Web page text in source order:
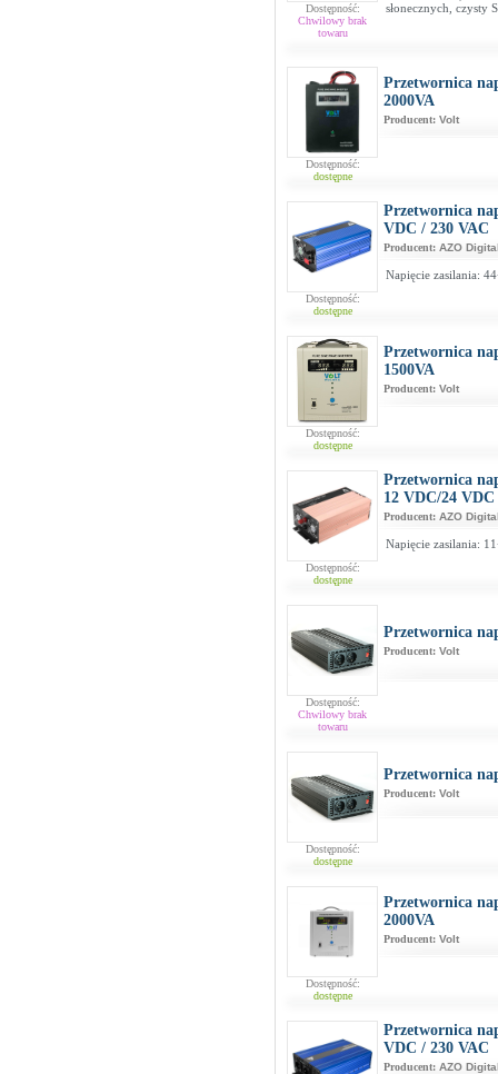
Dostępność:
Chwilowy brak
towaru
słonecznych, czysty
Dostępność:
dostępne
Przetwornica
2000VA
Producent: Volt
Dostępność:
dostępne
Przetwornica
VDC / 230 VAC
Producent: AZO
Napięcie zasilania:
Dostępność:
dostępne
Przetwornica
1500VA
Producent: Volt
Dostępność:
dostępne
Przetwornica
12 VDC/24 VDC
Producent: AZO
Napięcie zasilania:
Dostępność:
Chwilowy brak
towaru
Przetwornica
Producent: Volt
Dostępność:
dostępne
Przetwornica
Producent: Volt
Dostępność:
dostępne
Przetwornica
2000VA
Producent: Volt
Przetwornica
VDC / 230 VAC
Producent: AZO